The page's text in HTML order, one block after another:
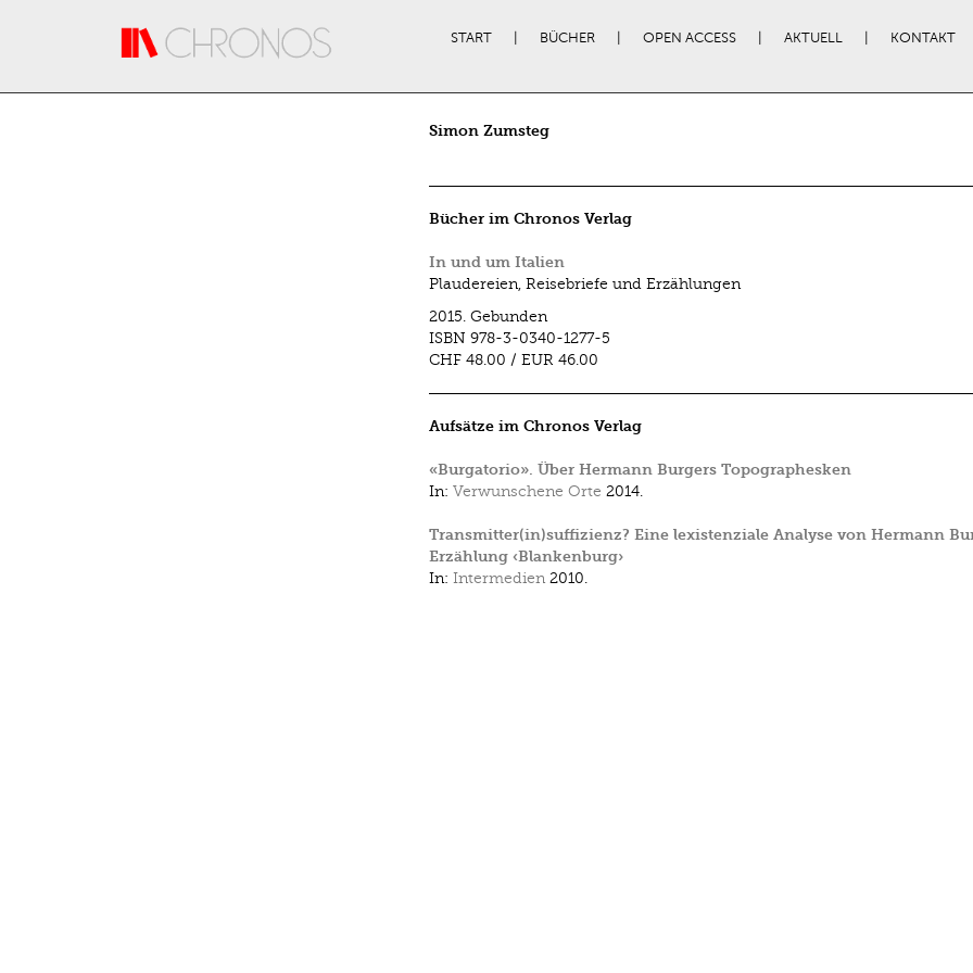
START BÜCHER OPEN ACCESS AKTUELL KONTAKT
Simon Zumsteg
Bücher im Chronos Verlag
In und um Italien
Plaudereien, Reisebriefe und Erzählungen
2015. Gebunden
ISBN 978-3-0340-1277-5
CHF 48.00 / EUR 46.00
Aufsätze im Chronos Verlag
«Burgatorio». Über Hermann Burgers Topographesken
In: Verwunschene Orte 2014.
Transmitter(in)suffizienz? Eine lexistenziale Analyse von Hermann
Erzählung ‹Blankenburg›
In: Intermedien 2010.